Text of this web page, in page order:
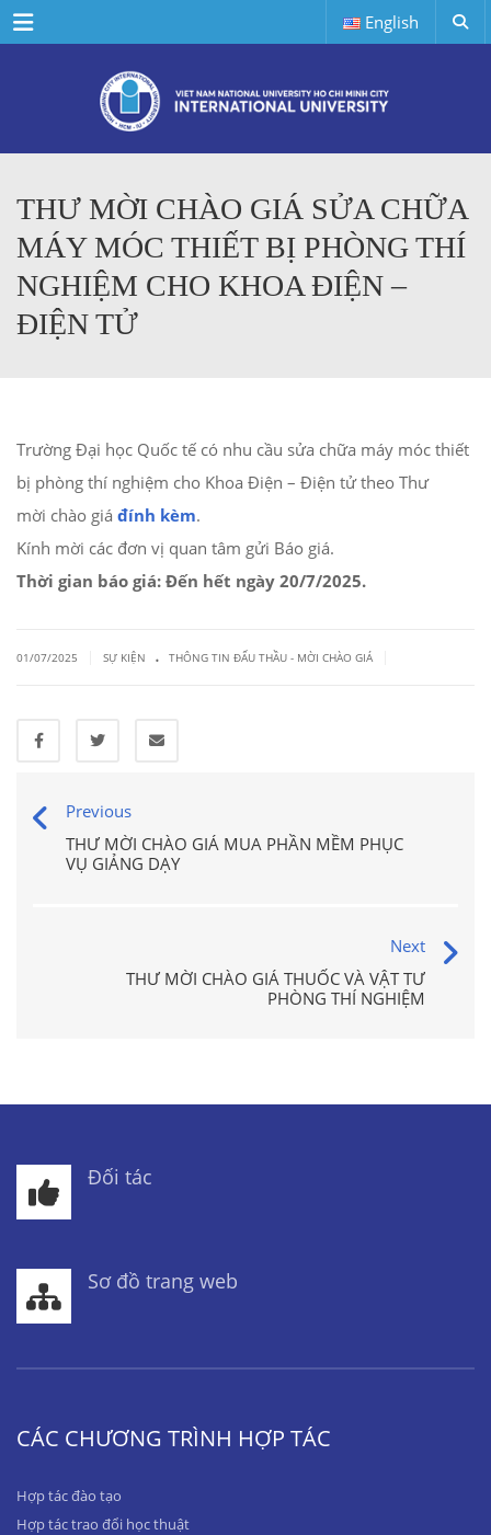
Menu English
THƯ MỜI CHÀO GIÁ SỬA CHỮA
MÁY MÓC THIẾT BỊ PHÒNG THÍ
NGHIỆM CHO KHOA ĐIỆN –
ĐIỆN TỬ
Trường Đại học Quốc tế có nhu cầu sửa chữa máy móc thiết
bị phòng thí nghiệm cho Khoa Điện – Điện tửtheo Thư
mời chào giá đính kèm.
Kính mời các đơn vị quan tâm gửi Báo giá.
Thời gian báo giá: Đến hết ngày 20/7/2025.
01/07/2025 SỰ KIỆN . THÔNG TIN ĐẤU THẦU - MỜI CHÀO GIÁ
Previous
THƯ MỜI CHÀO GIÁ MUA PHẦN MỀM PHỤC
VỤ GIẢNG DẠY
Next
THƯ MỜI CHÀO GIÁ THUỐC VÀ VẬT TƯ
PHÒNG THÍ NGHIỆM
Đối tác
Sơ đồ trang web
CÁC CHƯƠNG TRÌNH HỢP TÁC
Hợp tác đào tạo
Hợp tác trao đổi học thuật